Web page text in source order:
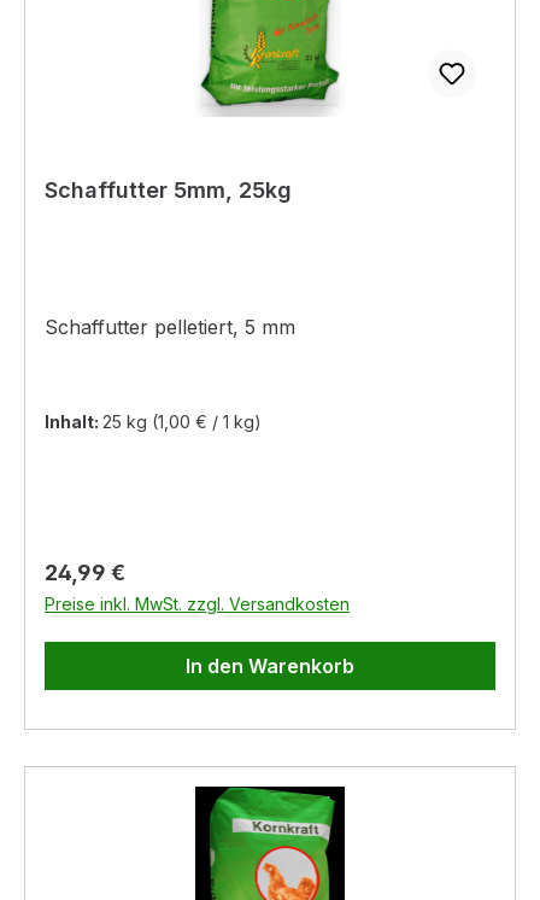
Schaffutter 5mm, 25kg
Schaffutter pelletiert, 5 mm
Inhalt: 25 kg (1,00 € / 1 kg)
Regulärer Preis:
24,99 €
Preise inkl. MwSt. zzgl. Versandkosten
In den Warenkorb